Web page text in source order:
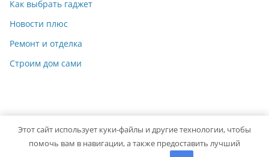
Как выбрать гаджет
Новости плюс
Ремонт и отделка
Строим дом сами
Copyright © 2026 Идеальный ремонт. Powered byColorMag
Этот сайт использует куки-файлы и другие технологии, чтобы
помочь вам в навигации, а также предоставить лучший